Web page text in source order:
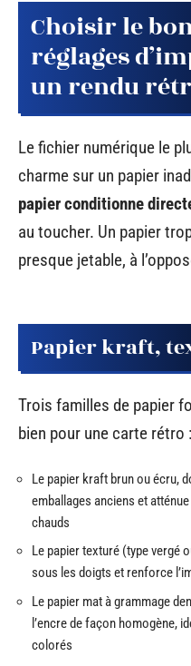
Choisir le
réglages
un rendu
Le fichier numérique le
charme sur un papier
papier conditionne
au toucher. Un papier
presque jetable, à
Papier kraft,
Trois familles de papier
bien pour une carte rétro :
Le papier kraft brun ou écru,
emballages anciens et
chauds
Le papier texturé (type vergé
sous les doigts et renforce
Le papier mat à grammage
l’encre de façon homogène,
colorés